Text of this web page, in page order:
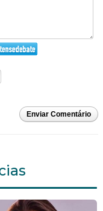
Enviar Comentário